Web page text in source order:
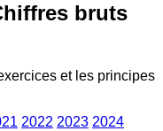
bruts
et les principes
2022 2023 2024